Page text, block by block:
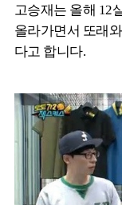
고승재는 올해 12
올라가면서 또래
다고 합니다.